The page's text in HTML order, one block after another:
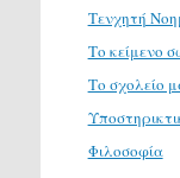
Τενχητή
Το κείμενο
Το σχολείο
Φιλοσοφία